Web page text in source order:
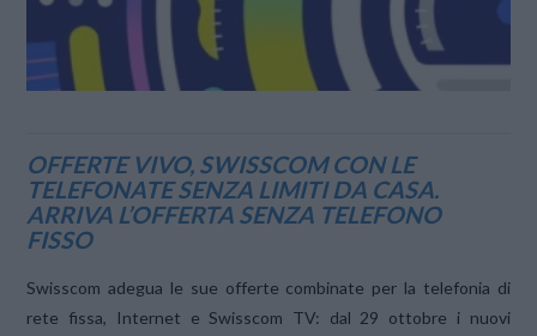
OFFERTE VIVO, SWISSCOM CON LE
TELEFONATE SENZA LIMITI DA CASA.
ARRIVA L’OFFERTA SENZA TELEFONO
FISSO
Swisscom adegua le sue offerte combinate per la telefonia di
rete fissa, Internet e Swisscom TV: dal 29 ottobre i nuovi